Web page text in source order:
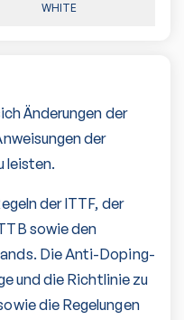
WHITE
Änderungen der
der
leisten.
der ITTF, der
sowie den
Die Anti-Doping-
und die Richtlinie zu
die Regelungen